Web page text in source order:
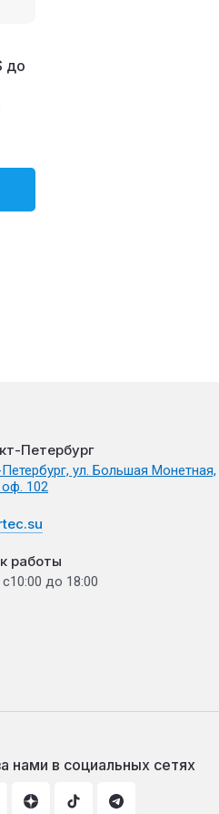
до
Петербург
ул. Большая Монетная,
102
работы
с10:00 до 18:00
нами в социальных сетях